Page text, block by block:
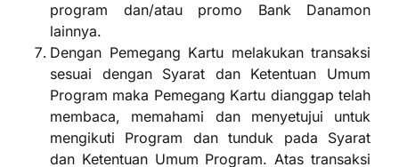
program dan/atau promo Bank Danamon
lainnya.
Dengan Pemegang Kartu melakukan transaksi
sesuai dengan Syarat dan Ketentuan Umum
Program maka Pemegang Kartu dianggap telah
membaca, memahami dan menyetujui untuk
mengikuti Program dan tunduk pada Syarat
dan Ketentuan Umum Program. Atas transaksi